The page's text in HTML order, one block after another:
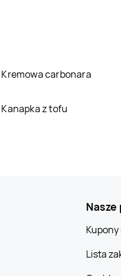
Kremowa carbonara
Kanapka z tofu
Kupony
Lista